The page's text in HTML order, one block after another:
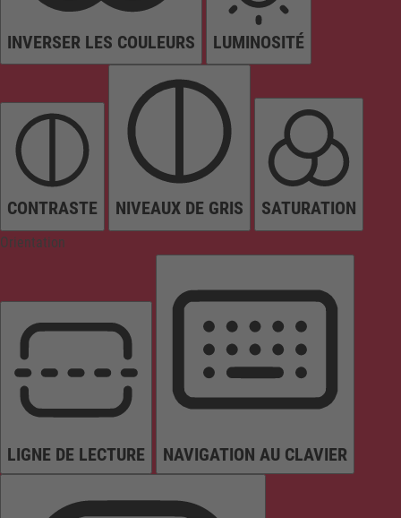
INVERSER LES COULEURS LUMINOSITÉ
CONTRASTE NIVEAUX DE GRIS SATURATION
Orientation
LIGNE DE LECTURE NAVIGATION AU CLAVIER